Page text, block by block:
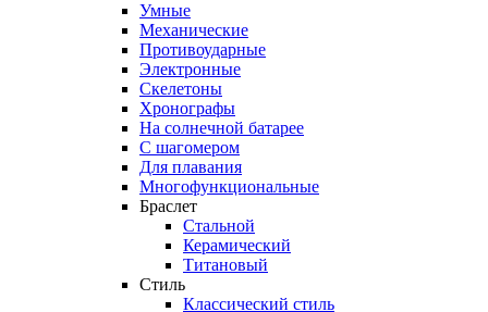
Умные
Механические
Противоударные
Электронные
Скелетоны
Хронографы
На солнечной батарее
С шагомером
Для плавания
Многофункциональные
Браслет
Стальной
Керамический
Титановый
Стиль
Классический стиль